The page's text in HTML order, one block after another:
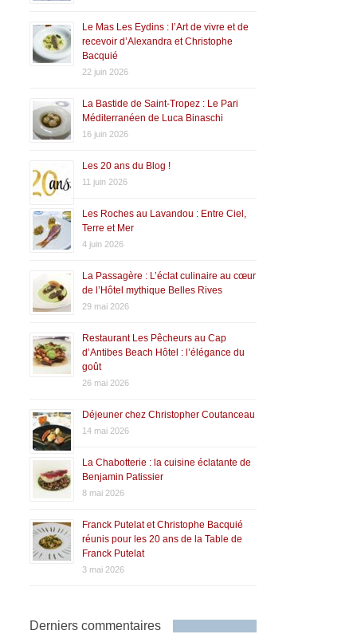
Le Mas Les Eydins : l’Art de vivre et de
recevoir d’Alexandra et Christophe
Bacquié
22 juin 2026
La Bastide de Saint-Tropez : Le Pari
Méditerranéen de Luca Binaschi
16 juin 2026
Les 20 ans du Blog !
11 juin 2026
Les Roches au Lavandou : Entre Ciel,
Terre et Mer
4 juin 2026
La Passagère : L’éclat culinaire au cœur
de l’Hôtel mythique Belles Rives
29 mai 2026
Restaurant Les Pêcheurs au Cap
d’Antibes Beach Hôtel : l’élégance du
goût
26 mai 2026
Déjeuner chez Christopher Coutanceau
14 mai 2026
La Chabotterie : la cuisine éclatante de
Benjamin Patissier
8 mai 2026
Franck Putelat et Christophe Bacquié
réunis pour les 20 ans de la Table de
Franck Putelat
3 mai 2026
Derniers commentaires